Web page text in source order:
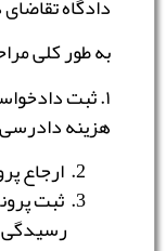
به طور کلی
۱. ثبت
هزینه دادرسی
ارجاع
ثبت
رسیدگی